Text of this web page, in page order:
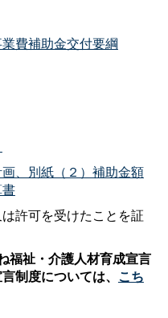
費補助金交付要綱
、別紙（２）補助金額
許可を受けたことを証
福祉・介護人材育成宣言
制度については、 こち